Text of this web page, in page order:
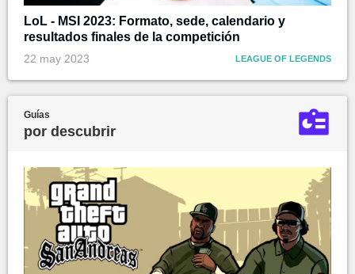
LoL - MSI 2023: Formato, sede, calendario y
resultados finales de la competición
22 may 2023 LEAGUE OF LEGENDS
Guías
por descubrir